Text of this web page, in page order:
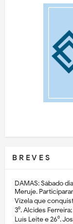
B R E V E S
DAMAS: Sábado
Meruje.
Vizela que
3⁰. Alcides
Luís Leite e 26⁰.